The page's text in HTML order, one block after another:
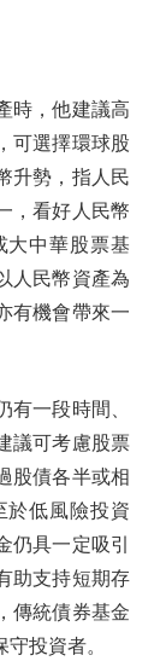
，他建議高
可選擇環球股
升勢，指人民
，看好人民幣
大中華股票基
人民幣資產為
有機會帶來一
一段時間、
議可考慮股票
股債各半或相
於低風險投資
仍具一定吸引
助支持短期存
傳統債券基金
投資者。